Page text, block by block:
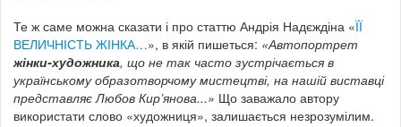
Те ж саме можна сказати і про статтю Андрія Надєждіна «ЇЇ
ВЕЛИЧНІСТЬ ЖІНКА…», в якій пишеться: «Автопортрет
жінки-художника, що не так часто зустрічається в
українському образотворчому мистецтві, на нашій виставці
представляє Любов Кир’янова...» Що заважало автору
використати слово «художниця», залишається незрозумілим.